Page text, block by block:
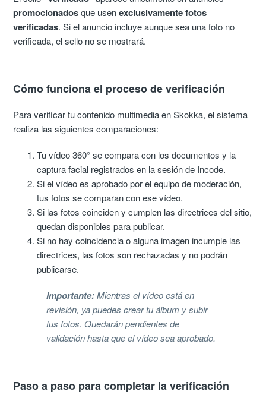
promocionadosque usenexclusivamente fotos
verificadas. Si el anuncio incluye aunque sea una foto no
verificada, el sello no se mostrará.
Cómo funciona el proceso de verificación
Para verificar tu contenido multimedia en Skokka, el sistema
realiza las siguientes comparaciones:
Tu vídeo 360° se compara con los documentos y la
captura facial registrados en la sesión de Incode.
Si el vídeo es aprobado por el equipo de moderación,
tus fotos se comparan con ese vídeo.
Si las fotos coinciden y cumplen las directrices del sitio,
quedan disponibles para publicar.
Si no hay coincidencia o alguna imagen incumple las
directrices, las fotos son rechazadas y no podrán
publicarse.
Importante:Mientras el vídeo está en
revisión, ya puedes crear tu álbum y subir
tus fotos. Quedarán pendientes de
validación hasta que el vídeo sea aprobado.
Paso a paso para completar la verificación